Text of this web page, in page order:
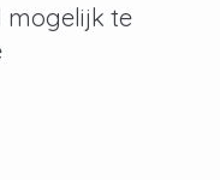
mogelijk te